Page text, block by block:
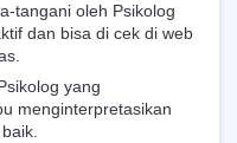
tangani oleh Psikolog
dan bisa di cek di web
yang
menginterpretasikan